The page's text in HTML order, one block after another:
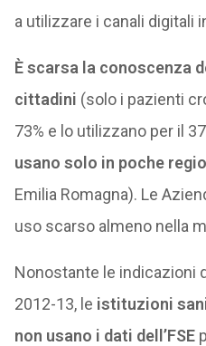
a utilizzare i canali digitali
È scarsa la conoscenza
cittadini (solo i pazienti
73% e lo utilizzano per il
usano solo in poche
Emilia Romagna). Le
uso scarso almeno nella
Nonostante le indicazioni
2012-13, le istituzioni
non usano i dati dell’FSE